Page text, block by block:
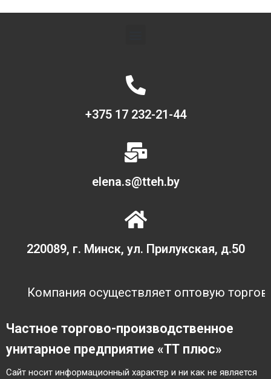
+375 17 232-21-44
elena.s@tteh.by
220089, г. Минск, ул. Прилукская, д.50
Компания осуществляет оптовую
Частное торгово-производственное
унитарное предприятие «ТТ плюс»
Cайт носит информационный характер и ни как не является